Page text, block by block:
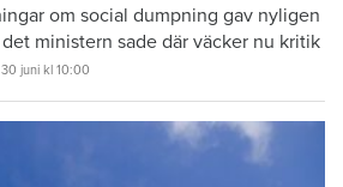
om social dumpning gav nyligen
ministern sade där väcker nu kritik
30 juni kl 10:00